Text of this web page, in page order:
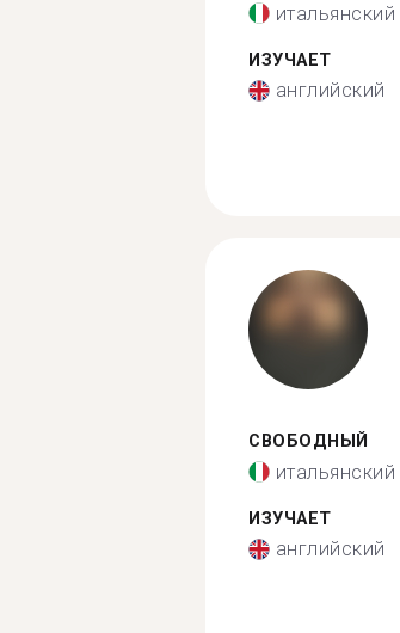
итальянский
ИЗУЧАЕТ
английский
СВОБОДНЫЙ
итальянский
ИЗУЧАЕТ
английский